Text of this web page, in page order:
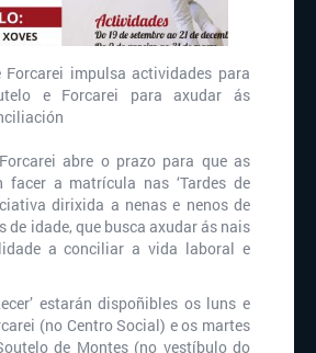
Forcarei impulsa actividades para
e Forcarei para axudar ás
abre o prazo para que as
facer a matrícula nas ‘Tardes de
dirixida a nenas e nenos de
de idade, que busca axudar ás nais
a conciliar a vida laboral e
estarán dispoñibles os luns e
(no Centro Social) e os martes
de Montes (no vestíbulo do